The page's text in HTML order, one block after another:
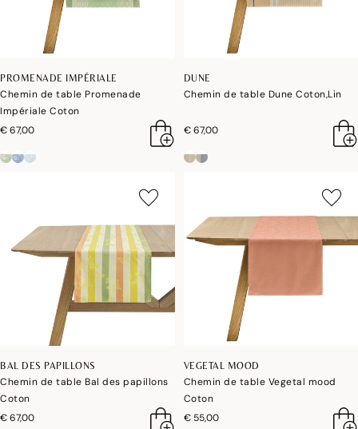
PROMENADE IMPÉRIALE
Chemin de table Promenade
Impériale Coton
€ 67,00
DUNE
Chemin de table Dune Coton,Lin
€ 67,00
BAL DES PAPILLONS
Chemin de table Bal des papillons
Coton
€ 67,00
VEGETAL MOOD
Chemin de table Vegetal mood
Coton
€ 55,00